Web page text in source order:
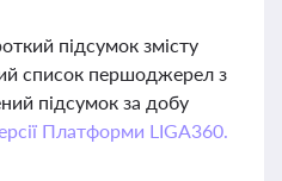
підсумок змісту
список першоджерел з
підсумок за добу
Платформи LIGA360.